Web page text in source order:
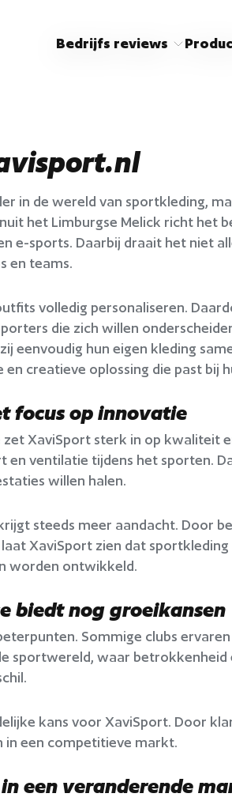
Bedrijfs reviews
in de wereld van sportkleding,
het Limburgse Melick richt het
e-sports. Daarbij draait het niet
en teams.
volledig personaliseren.
die zich willen
eenvoudig hun eigen kleding
creatieve oplossing die past bij
focus op innovatie
zet XaviSport sterk in op kwaliteit
ventilatie tijdens het sporten.
willen halen.
steeds meer aandacht. Door
XaviSport zien dat
worden ontwikkeld.
biedt nog groeikansen
Sommige clubs
sportwereld, waar
kans voor XaviSport. Door
in een competitieve markt.
een veranderende